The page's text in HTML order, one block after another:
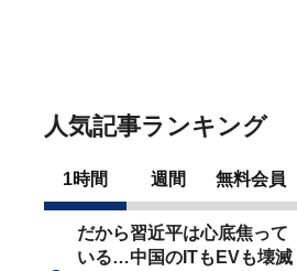
人気記事ランキング
1時間 週間 無料会員
だから習近平は心底焦って
いる…中国のITもEVも壊滅